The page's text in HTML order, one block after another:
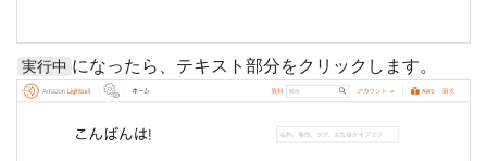
実行中 になったら、テキスト部分をクリックします。